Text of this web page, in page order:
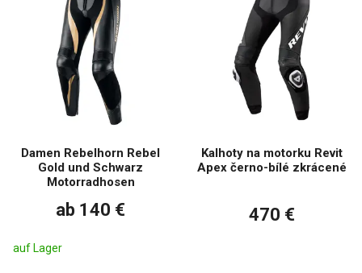
Damen Rebelhorn Rebel
Gold und Schwarz
Motorradhosen
ab 140 €
auf Lager
Kalhoty na motorku Revit
Apex černo-bílé zkrácené
470 €